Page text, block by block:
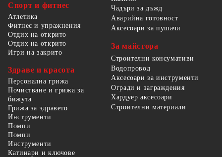
Спорт и фитнес
Атлетика
Фитнес и упражнения
Отдих на открито
Отдих на открито
Игри на закрито
Здраве и красота
Персонална грижа
Почистване и грижа за
бижута
Грижа за здравето
Чадъри за дъжд
Аварийна готовност
Аксесоари за пушачи
За майстора
Строителни консумативи
Водопровод
Аксесоари за инструменти
Огради и заграждения
Хардуер аксесоари
Строителни материали
Инструменти
Помпи
Помпи
Инструменти
Катинари и ключове